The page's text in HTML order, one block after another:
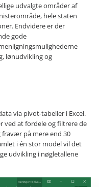
udvalgte områder af
hele staten
Endvidere er der
gode
lønudvikling og
via pivot-tabeller i Excel.
ved at fordele og filtrere de
fravær på mere end 30
i én stor model vil det
udvikling i nøgletallene